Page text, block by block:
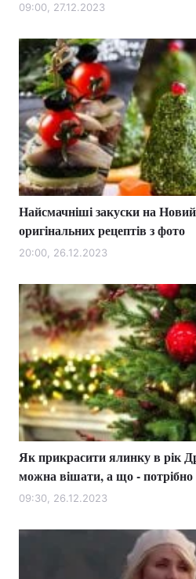
09:00, 27.12.2023
Найсмачніші закуски на
оригінальних рецептів з фото
20:00, 26.12.2023
Як прикрасити ялинку в рік
можна вішати, а що - потрібно
09:30, 26.12.2023